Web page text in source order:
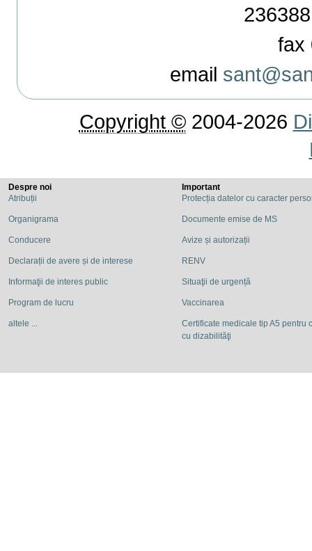
fax
email
Copyright ©2004-2026
Despre noi
Atribuții
Organigrama
Conducere
Declarații de avere și de interese
Informaţii de interes public
Program de lucru
altele ...
Important
Protecția datelor cu caracter
Documente emise de MS
Avize și autorizații
RENV
Situaţii de urgență
Vaccinarea
Certificate medicale tip A5 pentru
cu dizabilităţi